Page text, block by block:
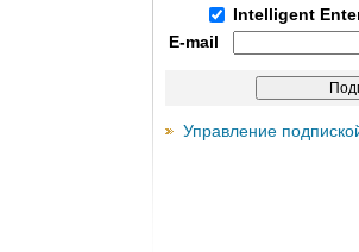
Intelligent
E-mail
Управление